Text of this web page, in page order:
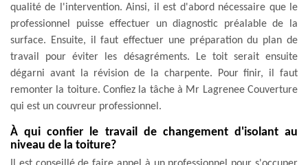
qualité de l'intervention. Ainsi, il est d'abord nécessaire que le
professionnel puisse effectuer un diagnostic préalable de la
surface. Ensuite, il faut effectuer une préparation du plan de
travail pour éviter les désagréments. Le toit serait ensuite
dégarni avant la révision de la charpente. Pour finir, il faut
remonter la toiture. Confiez la tâche à Mr Lagrenee Couverture
qui est un couvreur professionnel.
À qui confier le travail de changement d'isolant au
niveau de la toiture?